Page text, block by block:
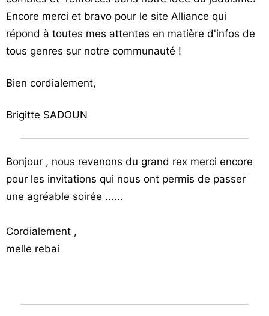
Vos
chroniques
Les
adresses
Encore merci et bravo pour le site Alliance qui
répond à toutes mes attentes en matière d'infos de
tous genres sur notre communauté !
Bien cordialement,
Brigitte SADOUN
Bonjour , nous revenons du grand rex merci encore
pour les invitations qui nous ont permis de passer
une agréable soirée ......
Cordialement ,
melle rebai